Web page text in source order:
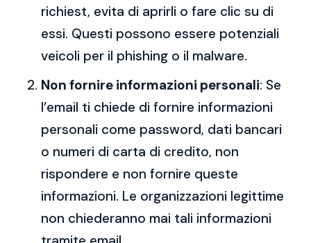
richiest, evita di aprirli o fare clic su di
essi. Questi possono essere potenziali
veicoli per il phishing o il malware.
Non fornire informazioni personali: Se
l’email ti chiede di fornire informazioni
personali come password, dati bancari
o numeri di carta di credito, non
rispondere e non fornire queste
informazioni. Le organizzazioni legittime
non chiederanno mai tali informazioni